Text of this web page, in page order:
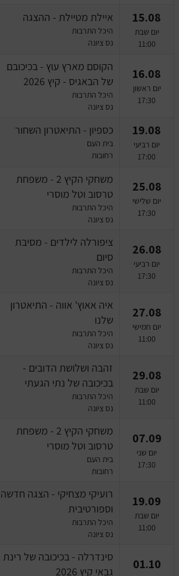
15.08
יום שבת
11:00
איילת מטיילת - ההצגה
היכל התרבות
נס ציונה
16.08
יום ראשון
17:30
הקוסם מארץ עוץ - בכיכובם
של הבאגיס - קיץ 2026
היכל התרבות
נס ציונה
19.08
יום רביעי
17:00
כספיון - התיאטרון השחור
בית העם
רחובות
25.08
יום שלישי
17:30
משחקי הקיץ 2 - משפחת
טרסוב וטל מוסרי
היכל התרבות
נס ציונה
26.08
יום רביעי
17:30
ציפורלה לילדים - מסיבת
סיום
היכל התרבות
נס ציונה
27.08
יום חמישי
11:00
איה אאוץ' אווה - התיאטרון
שלנו
היכל התרבות
נס ציונה
29.08
יום שבת
11:00
זהבה ושלושת הדובים -
בכיכובה של נתי הגעתי
היכל התרבות
נס ציונה
07.09
יום שני
17:30
משחקי הקיץ 2 - משפחת
טרסוב וטל מוסרי
בית העם
רחובות
19.09
יום שבת
11:00
רועיקי מצחיקי - הצגה חדשה
וספורטיבית
היכל התרבות
נס ציונה
01.10
סינדרלה - בכיכובה של רינת
גבאי קיץ 2026